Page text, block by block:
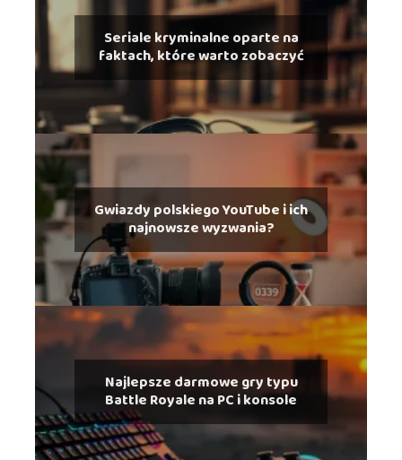
Seriale kryminalne oparte na
faktach, które warto zobaczyć
Gwiazdy polskiego YouTube i ich
najnowsze wyzwania?
Najlepsze darmowe gry typu
Battle Royale na PC i konsole